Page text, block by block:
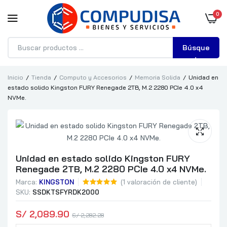
0
Búsque
da
Inicio Tienda Computo y Accesorios Memoria Solida
Unidad en
estado solido Kingston FURY Renegade 2TB, M.2 2280 PCIe 4.0 x4
NVMe.
Unidad en estado solido Kingston FURY
Renegade 2TB, M.2 2280 PCIe 4.0 x4 NVMe.
Marca: KINGSTON (1 valoración de cliente)
SKU: SSDKTSFYRDK2000
S/ 2,282.28
S/ 2,089.90